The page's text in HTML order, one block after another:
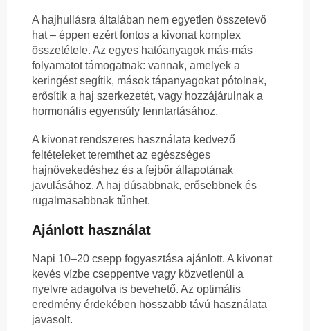
A hajhullásra általában nem egyetlen összetevő
hat – éppen ezért fontos a kivonat komplex
összetétele. Az egyes hatóanyagok más-más
folyamatot támogatnak: vannak, amelyek a
keringést segítik, mások tápanyagokat pótolnak,
erősítik a haj szerkezetét, vagy hozzájárulnak a
hormonális egyensúly fenntartásához.
A kivonat rendszeres használata kedvező
feltételeket teremthet az egészséges
hajnövekedéshez és a fejbőr állapotának
javulásához. A haj dúsabbnak, erősebbnek és
rugalmasabbnak tűnhet.
Ajánlott használat
Napi 10–20 csepp fogyasztása ajánlott. A kivonat
kevés vízbe cseppentve vagy közvetlenül a
nyelvre adagolva is bevehető. Az optimális
eredmény érdekében hosszabb távú használata
javasolt.